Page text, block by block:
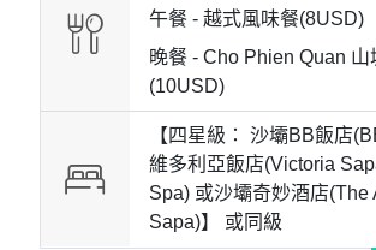
午餐 - 越式風味餐(8USD)
晚餐 - Cho Phien Quan 山
(10USD)
【四星級： 沙壩BB飯店
維多利亞飯店(Victoria
Spa) 或沙壩奇妙酒店(The
Sapa)】 或同級